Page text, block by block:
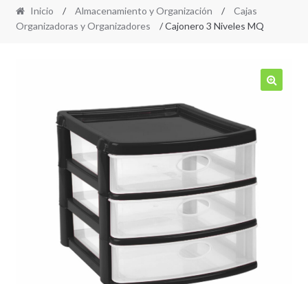
Inicio / Almacenamiento y Organización /
Cajas
Organizadoras y Organizadores
/ Cajonero 3 Niveles MQ